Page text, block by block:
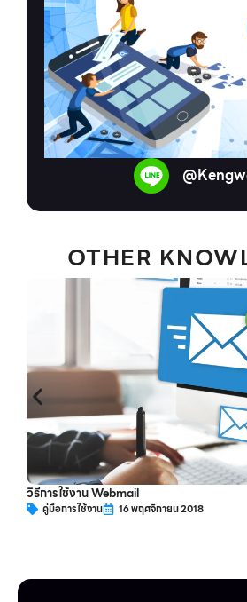
OTHER
วิธีการใช้งาน Webmail
คู่มือการใช้งาน 16 พฤศจิกายน 2018